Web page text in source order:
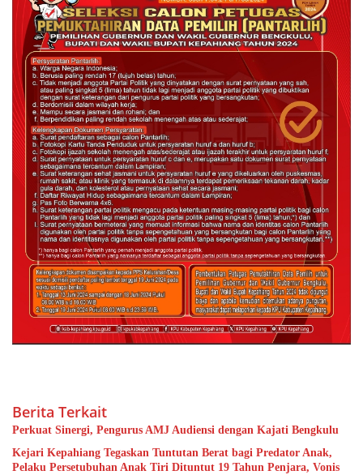
Berita Terkait
Perkuat Sinergi, Pengurus AMJ Audiensi dengan Kajati Bengkulu
Kejari Kepahiang Tegaskan Tuntutan Berat bagi Predator Anak,
Pelaku Persetubuhan Anak Tiri Dituntut 19 Tahun Penjara, Vonis